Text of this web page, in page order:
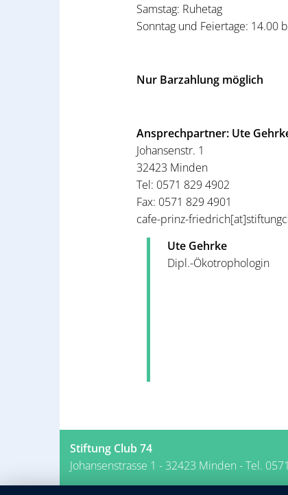
Samstag: Ruhetag
Sonntag und Feiertage: 14.00
Nur Barzahlung möglich
Ansprechpartner: Ute
Johansenstr. 1
32423 Minden
Tel: 0571 829 4902
Fax: 0571 829 4901
cafe-prinz-
Ute Gehrke
Dipl.-Ökotrophologin
Stiftung Club 74
Johansenstrasse 1 - 32423 Minden - Tel.